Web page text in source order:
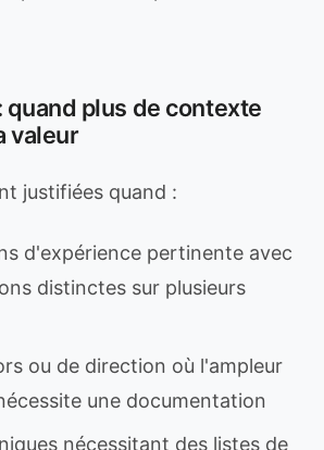
quand plus de contexte
valeur
justifiées quand :
d'expérience pertinente avec
distinctes sur plusieurs
ou de direction où l'ampleur
une documentation
nécessitant des listes de